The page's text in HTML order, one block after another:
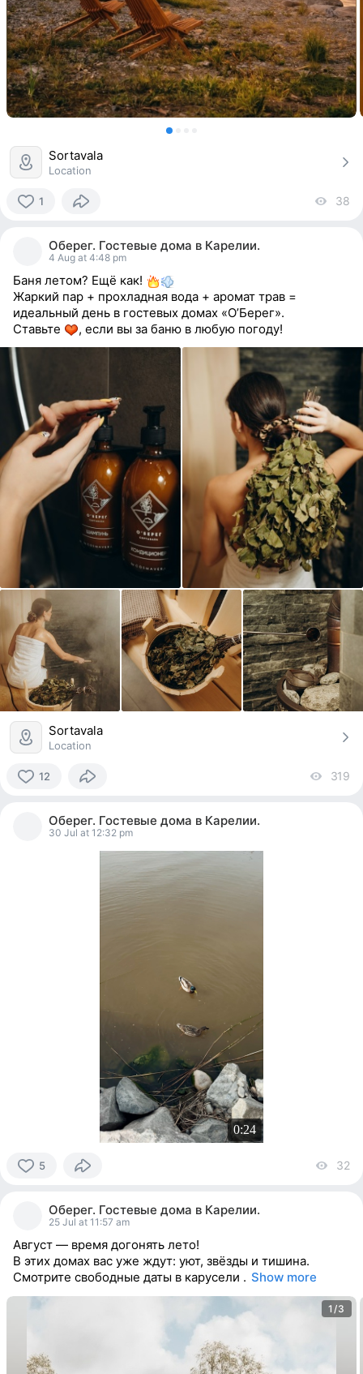
Sortavala
Location
1 38
Оберег. Гостевые дома в Карелии.
4 Aug at 4:48 pm
Баня летом? Ещё как!
Жаркий пар + прохладная вода + аромат трав =
идеальный день в гостевых домах «О’Берег».
Ставьте
, если вы за баню в любую погоду!
Sortavala
Location
12 319
Оберег. Гостевые дома в Карелии.
30 Jul at 12:32 pm
0:24
5 32
Оберег. Гостевые дома в Карелии.
25 Jul at 11:57 am
Август — время догонять лето!
В этих домах вас уже ждут: уют, звёзды и тишина.
Смотрите свободные даты в карусели . Show more
1/3